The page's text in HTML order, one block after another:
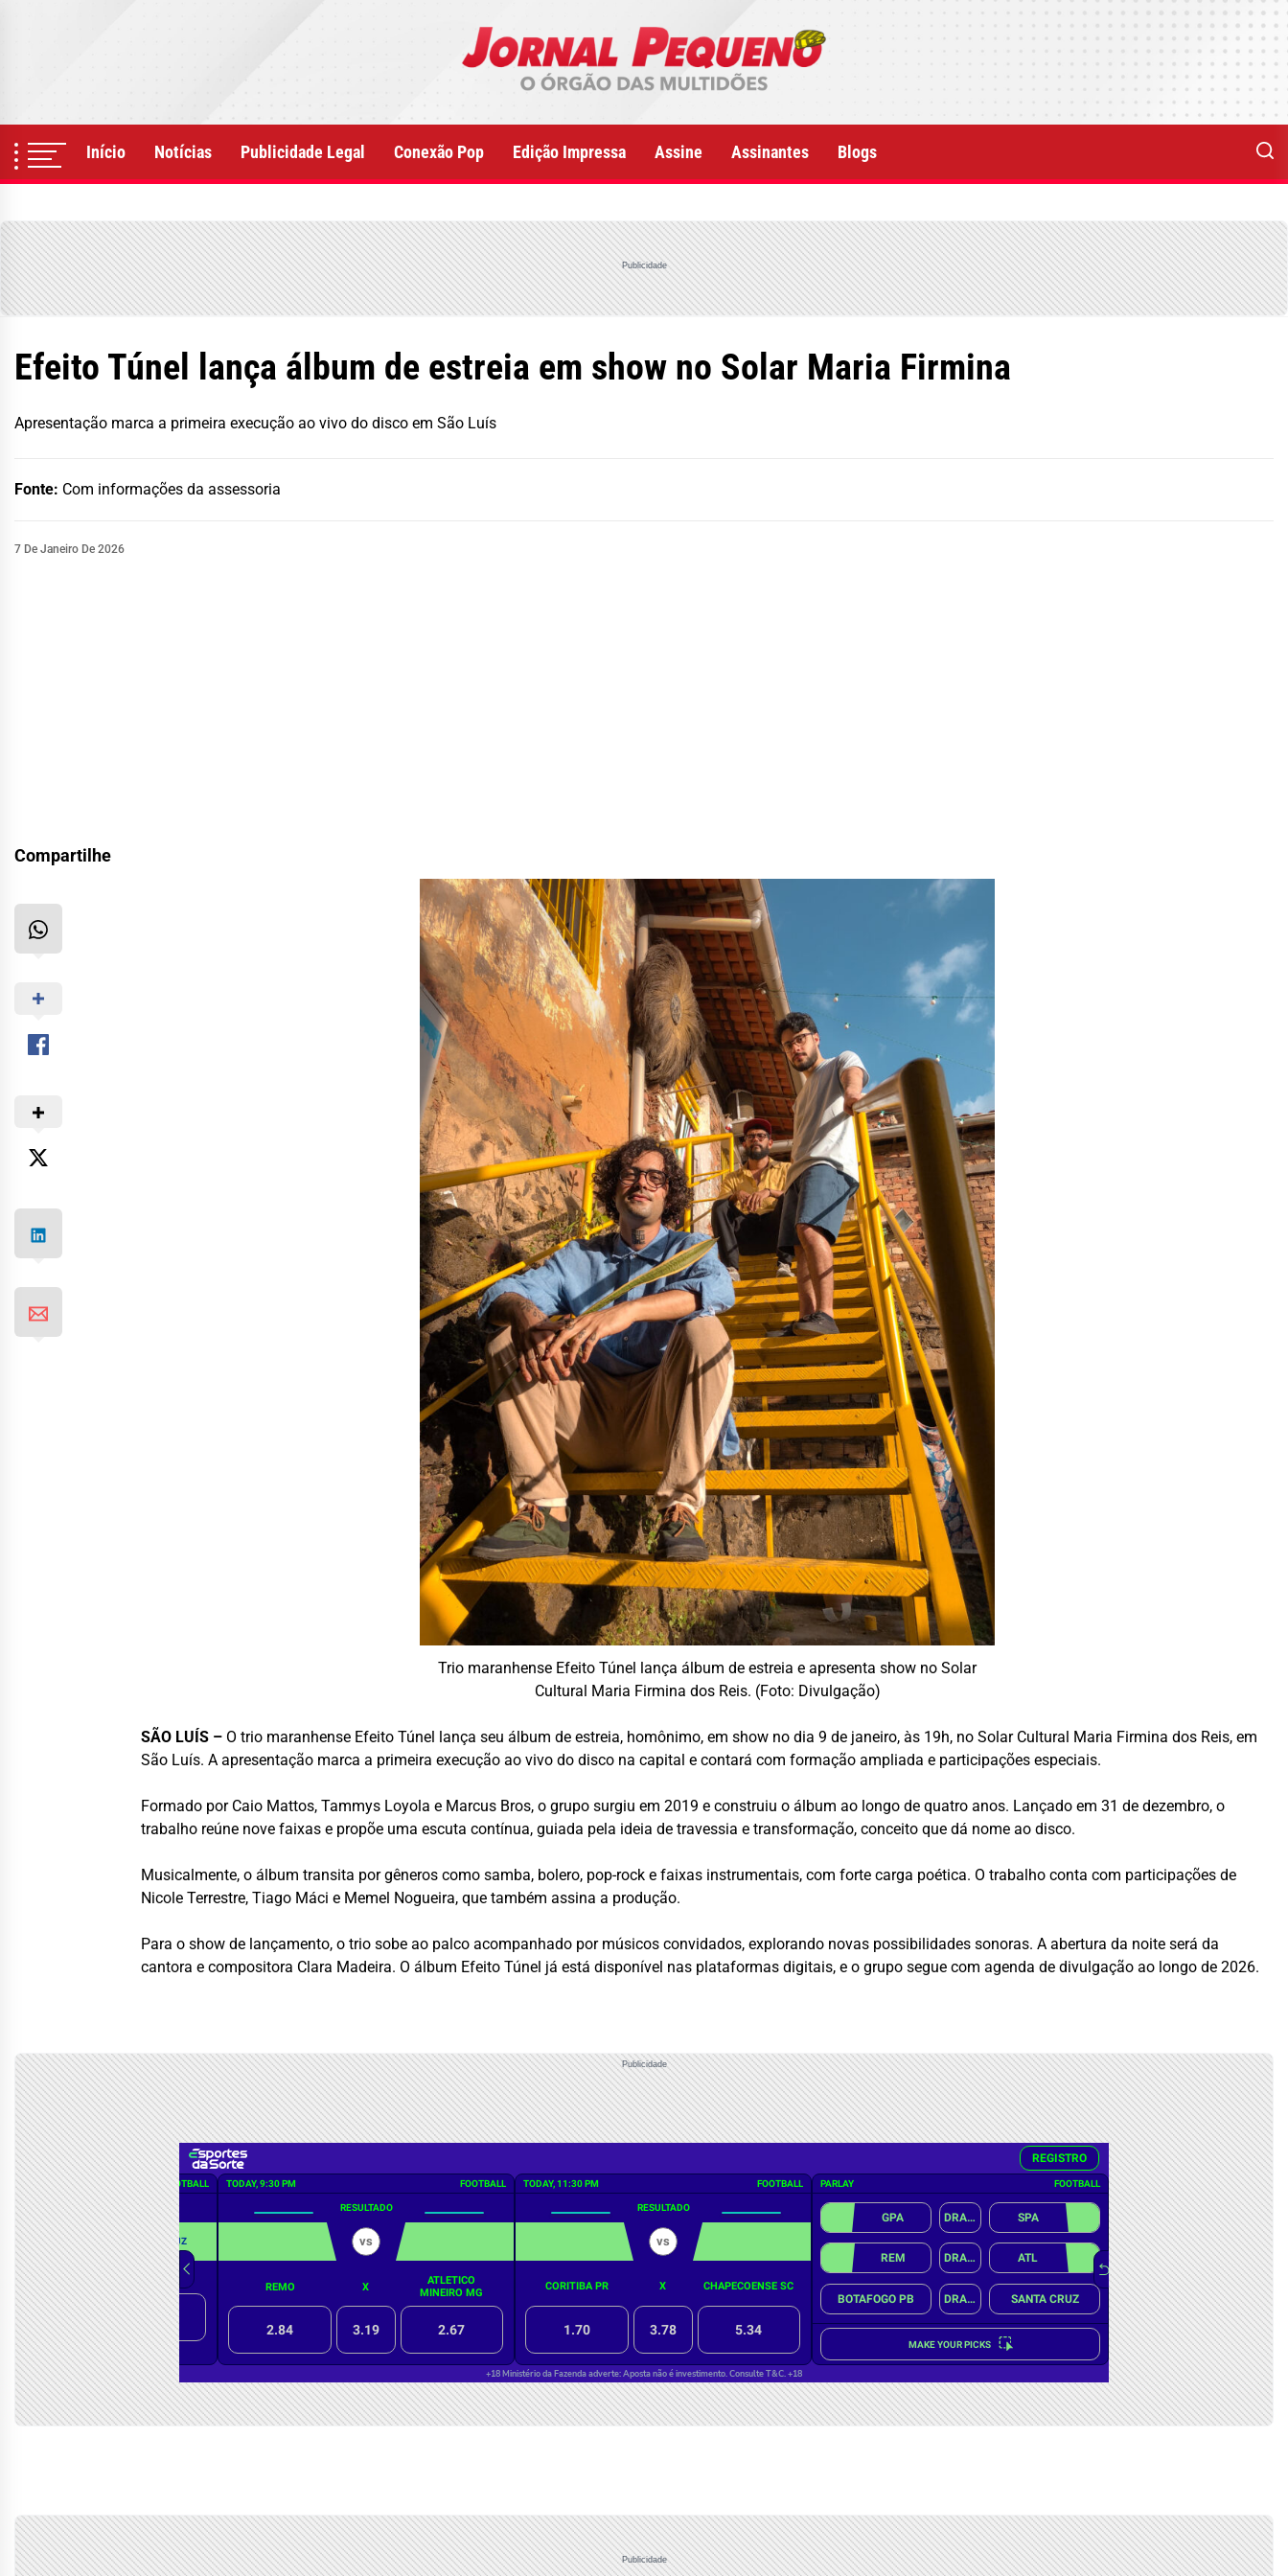
Início Notícias Publicidade Legal Conexão Pop Edição Impressa Assine Assinantes Blogs
Publicidade
Efeito Túnel lança álbum de estreia em show no Solar Maria Firmina
Apresentação marca a primeira execução ao vivo do disco em São Luís
Fonte: Com informações da assessoria
7 De Janeiro De 2026
Compartilhe
Trio maranhense Efeito Túnel lança álbum de estreia e apresenta show no Solar
Cultural Maria Firmina dos Reis. (Foto: Divulgação)
SÃO LUÍS – O trio maranhense Efeito Túnel lança seu álbum de estreia, homônimo, em show no dia 9 de janeiro, às 19h, no Solar Cultural Maria Firmina dos Reis, em
São Luís. A apresentação marca a primeira execução ao vivo do disco na capital e contará com formação ampliada e participações especiais.
Formado por Caio Mattos, Tammys Loyola e Marcus Bros, o grupo surgiu em 2019 e construiu o álbum ao longo de quatro anos. Lançado em 31 de dezembro, o
trabalho reúne nove faixas e propõe uma escuta contínua, guiada pela ideia de travessia e transformação, conceito que dá nome ao disco.
Musicalmente, o álbum transita por gêneros como samba, bolero, pop-rock e faixas instrumentais, com forte carga poética. O trabalho conta com participações de
Nicole Terrestre, Tiago Máci e Memel Nogueira, que também assina a produção.
Para o show de lançamento, o trio sobe ao palco acompanhado por músicos convidados, explorando novas possibilidades sonoras. A abertura da noite será da
cantora e compositora Clara Madeira. O álbum Efeito Túnel já está disponível nas plataformas digitais, e o grupo segue com agenda de divulgação ao longo de 2026.
Publicidade
Publicidade